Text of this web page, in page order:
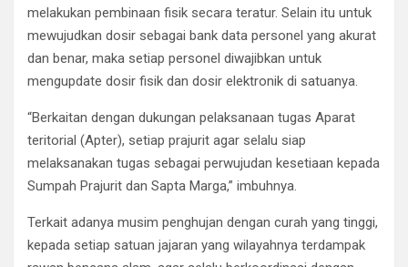
melakukan pembinaan fisik secara teratur. Selain itu untuk
mewujudkan dosir sebagai bank data personel yang akurat
dan benar, maka setiap personel diwajibkan untuk
mengupdate dosir fisik dan dosir elektronik di satuanya.
“Berkaitan dengan dukungan pelaksanaan tugas Aparat
teritorial (Apter), setiap prajurit agar selalu siap
melaksanakan tugas sebagai perwujudan kesetiaan kepada
Sumpah Prajurit dan Sapta Marga,” imbuhnya.
Terkait adanya musim penghujan dengan curah yang tinggi,
kepada setiap satuan jajaran yang wilayahnya terdampak